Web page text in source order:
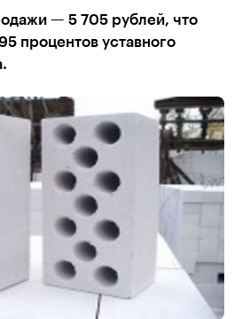
— 5 705 рублей, что
процентов уставного